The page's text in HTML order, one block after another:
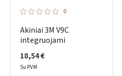
0
Akiniai 3M V9C
integruojami
18,54 €
Su PVM